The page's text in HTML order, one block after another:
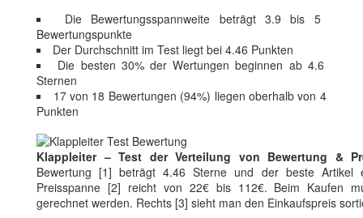
Die Bewertungsspannweite beträgt 3.9 bis 5
Bewertungspunkte
Der Durchschnitt im Test liegt bei 4.46 Punkten
Die besten 30% der Wertungen beginnen ab 4.6
Sternen
17 von 18 Bewertungen (94%) liegen oberhalb von 4
Punkten
Klappleiter – Test der Verteilung von Bewertung &
Bewertung [1] beträgt 4.46 Sterne und der beste Artikel
Preisspanne [2] reicht von 22€ bis 112€. Beim Kaufen
gerechnet werden. Rechts [3] sieht man den Einkaufspreis